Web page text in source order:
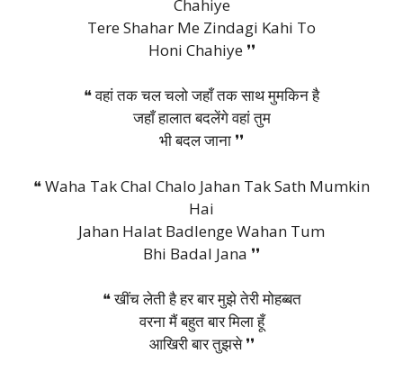
Chahiye
Tere Shahar Me Zindagi Kahi To
Honi Chahiye ❜❜
❝ वहां तक चल चलो जहाँ तक साथ मुमकिन है
जहाँ हालात बदलेंगे वहां तुम
भी बदल जाना ❜❜
❝ Waha Tak Chal Chalo Jahan Tak Sath Mumkin
Hai
Jahan Halat Badlenge Wahan Tum
Bhi Badal Jana ❜❜
❝ खींच लेती है हर बार मुझे तेरी मोहब्बत
वरना मैं बहुत बार मिला हूँ
आखिरी बार तुझसे ❜❜